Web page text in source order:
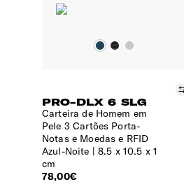
PRO-DLX 6 SLG
Carteira de Homem em
Pele 3 Cartões Porta-
Notas e Moedas e RFID
Azul-Noite
8.5 x 10.5 x 1
cm
78,00€